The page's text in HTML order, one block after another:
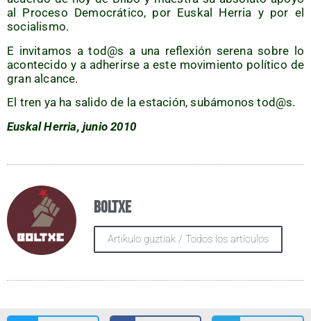
al Pro­ce­so Demo­crá­ti­co, por Eus­kal Herria y por el
socialismo.
E invi­ta­mos a tod@s a una refle­xión sere­na sobre lo
acon­te­ci­do y a adhe­rir­se a este movi­mien­to polí­ti­co de
gran alcance.
El tren ya ha sali­do de la esta­ción, subámo­nos tod@s.
Eus­kal Herria, junio 2010
Boltxe
Artikulo guztiak / Todos los artículos